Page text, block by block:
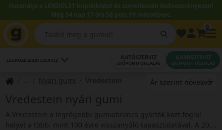
Használja a LENDÜLET kuponkódot és szereltessen kedvezményesen!
Még 54 nap 17 óra 58 perc 18 másodperc.
LEGKÖZELEBBI SZERVIZ AUTÓSZERVIZ
IDŐPONTFOGLALÁS
GUMISZERVIZ
IDŐPONTFOGLALÁS
Nyári gumi
Vredestein nyári gumi
A Vredestein a legrégebbi gumiabroncs gyártók közt foglal
helyet a több, mint 100 évre visszanyúló tapasztalatával. A 20.